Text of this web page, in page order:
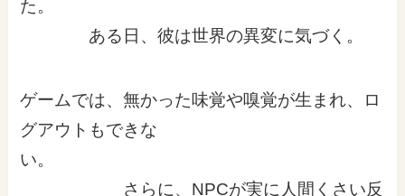
た。
ある日、彼は世界の異変に気づく。
ゲームでは、無かった味覚や嗅覚が生まれ、ロ
グアウトもできな
い。
さらに、NPCが実に人間くさい反